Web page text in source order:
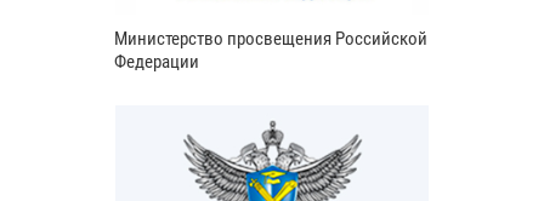
Министерство просвещения Российской
Федерации